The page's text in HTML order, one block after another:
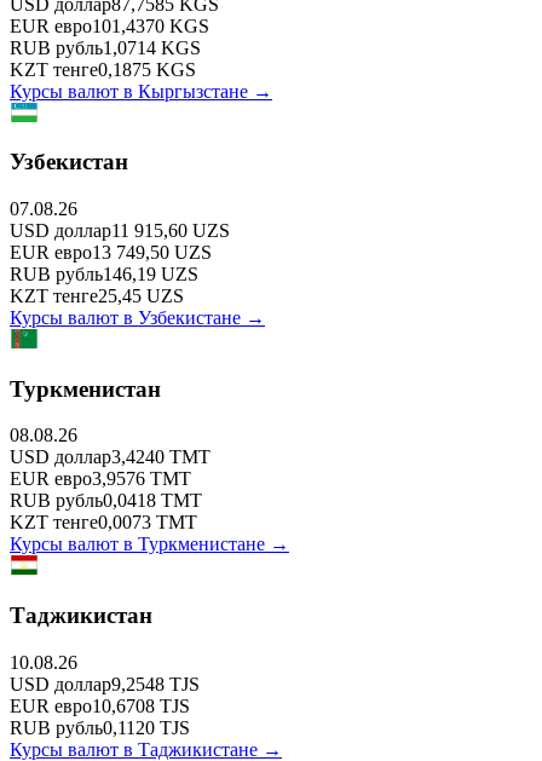
EUR евро101,4370 KGS
RUB рубль1,0714 KGS
KZT тенге0,1875 KGS
Курсы валют в Кыргызстане →
Узбекистан
07.08.26
USD доллар11 915,60 UZS
EUR евро13 749,50 UZS
RUB рубль146,19 UZS
KZT тенге25,45 UZS
Курсы валют в Узбекистане →
Туркменистан
08.08.26
USD доллар3,4240 TMT
EUR евро3,9576 TMT
RUB рубль0,0418 TMT
KZT тенге0,0073 TMT
Курсы валют в Туркменистане →
Таджикистан
10.08.26
USD доллар9,2548 TJS
EUR евро10,6708 TJS
RUB рубль0,1120 TJS
Курсы валют в Таджикистане →